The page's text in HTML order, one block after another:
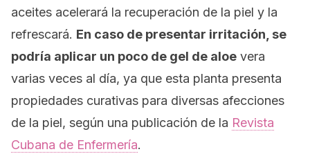
aceites acelerará la recuperación de la piel y la
refrescará. En caso de presentar irritación, se
podría aplicar un poco de gel de aloe vera
varias veces al día, ya que esta planta presenta
propiedades curativas para diversas afecciones
de la piel, según una publicación de la Revista
Cubana de Enfermería.